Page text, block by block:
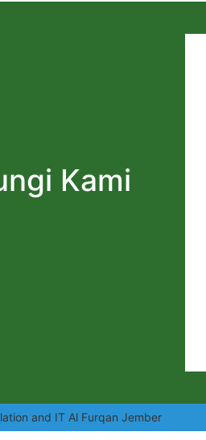
Kami
and IT Al Furqan Jember